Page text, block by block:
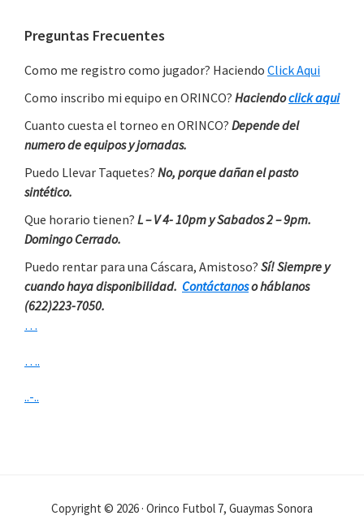
Primary
Sidebar
Preguntas Frecuentes
Como me registro como jugador? Haciendo Click Aqui
Como inscribo mi equipo en ORINCO? Haciendoclick aqui
Cuanto cuesta el torneo en ORINCO? Depende del
numero de equipos y jornadas.
Puedo Llevar Taquetes? No, porque dañan el pasto
sintético.
Que horario tienen? L – V 4- 10pm y Sabados 2 – 9pm.
Domingo Cerrado.
Puedo rentar para una Cáscara, Amistoso? Sí! Siempre y
cuando haya disponibilidad. Contáctanoso háblanos
(622)223-7050.
…
….
..-..
Copyright © 2026 · Orinco Futbol 7, Guaymas Sonora